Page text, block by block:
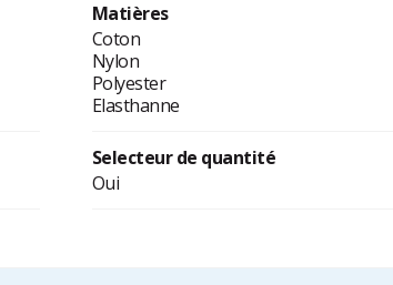
Matières
Coton
Nylon
Polyester
Elasthanne
Selecteur de quantité
Oui